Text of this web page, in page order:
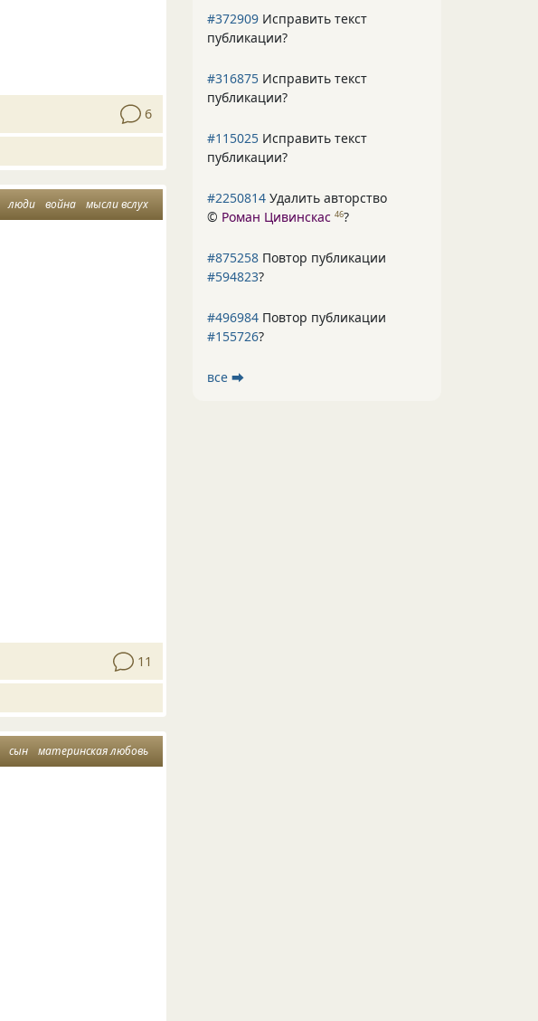
6
люди война мысли вслух
11
сын материнская любовь
#372909 Исправить текст
публикации?
#316875 Исправить текст
публикации?
#115025 Исправить текст
публикации?
#2250814 Удалить авторство
© Роман Цивинскас 46?
#875258 Повтор публикации
#594823?
#496984 Повтор публикации
#155726?
все ⮕